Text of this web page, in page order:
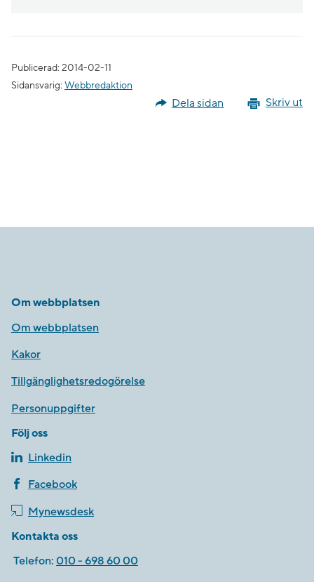
Publicerad: 2014-02-11
Sidansvarig: Webbredaktion
Skriv ut
Dela sidan
Om webbplatsen
Om webbplatsen
Kakor
Tillgänglighetsredogörelse
Personuppgifter
Följ oss
Linkedin
Facebook
Mynewsdesk
Kontakta oss
Telefon: 010 - 698 60 00